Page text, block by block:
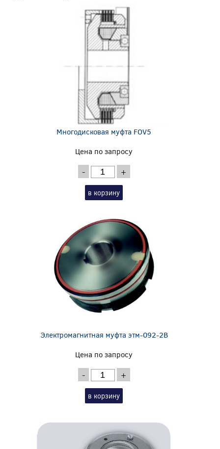
Многодисковая муфта FOV5
Цена по запросу
- +
в корзину
Электромагнитная муфта этм-092-2В
Цена по запросу
- +
в корзину